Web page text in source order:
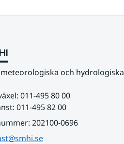
meteorologiska och hydrologiska
011-495 80 00
011-495 82 00
202100-0696